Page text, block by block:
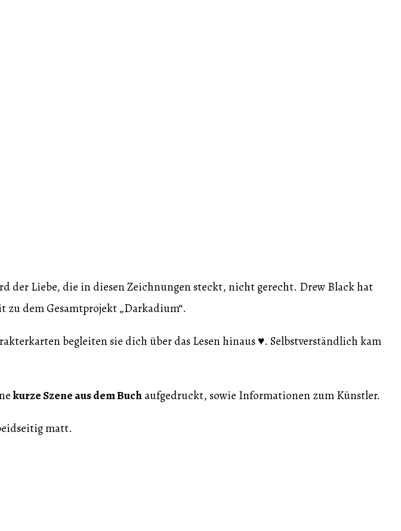
der Liebe, die in diesen Zeichnungen steckt, nicht gerecht. Drew Black hat
dem Gesamtprojekt „Darkadium“.
begleiten sie dich über das Lesen hinaus ♥️. Selbstverständlich kam
kurze Szene aus dem Buchaufgedruckt, sowie Informationen zum Künstler.
matt.